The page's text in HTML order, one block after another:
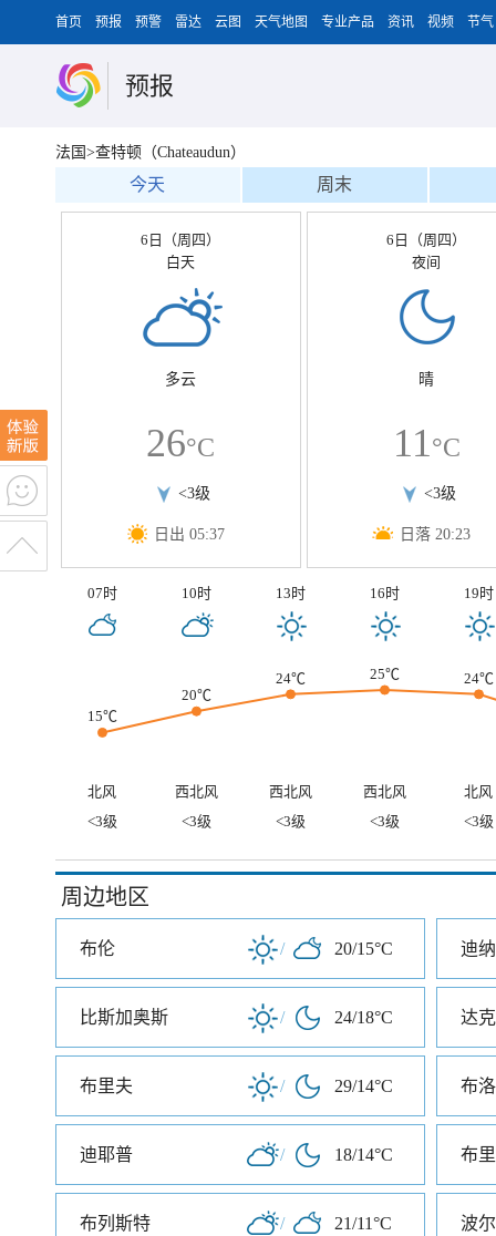
首页 预报 预警 雷达 云图 天气地图 专业产品 资讯 视频 节气
预报
法国>查特顿（Chateaudun）
今天 周末
6日（周四）
白天
多云
26°C
<3级
日出 05:37
6日（周四）
夜间
晴
11°C
<3级
日落 20:23
07时 10时 13时 16时 19时
15℃
20℃
24℃ 25℃ 24℃
北风 西北风 西北风 西北风
北风
<3级
<3级 <3级 <3级 <3级
周边地区
布伦 / 20/15°C 迪
比斯加奥斯 / 24/18°C 达
布里夫 / 29/14°C 布
迪耶普 / 18/14°C 布
布列斯特 / 21/11°C 波